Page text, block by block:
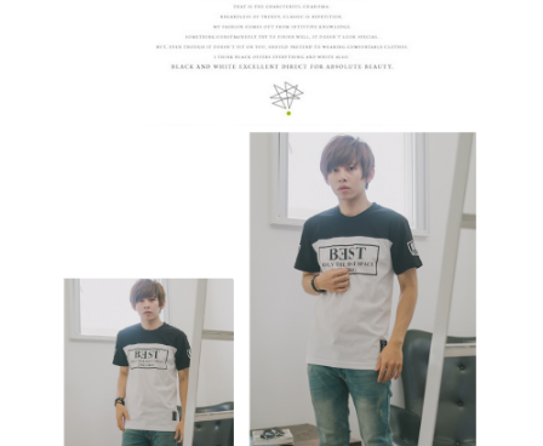
５．嚴禁一人註冊多個帳號或使用他人資訊註冊。若發現惡意使用之情形，
恩沛科技股份有限公司將有權停止該用戶之使用額度並採取法律行動。